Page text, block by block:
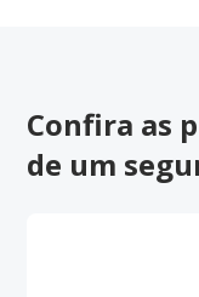
Confira as
de um